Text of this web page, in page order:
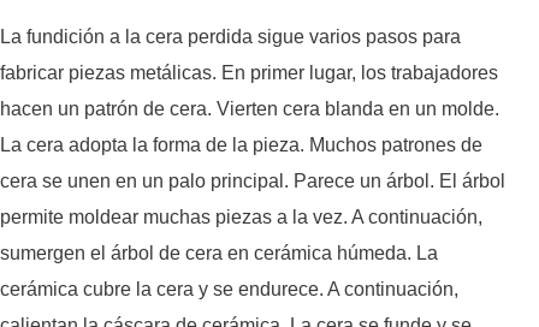
La fundición a la cera perdida sigue varios pasos para
fabricar piezas metálicas. En primer lugar, los trabajadores
hacen un patrón de cera. Vierten cera blanda en un molde.
La cera adopta la forma de la pieza. Muchos patrones de
cera se unen en un palo principal. Parece un árbol. El árbol
permite moldear muchas piezas a la vez. A continuación,
sumergen el árbol de cera en cerámica húmeda. La
cerámica cubre la cera y se endurece. A continuación,